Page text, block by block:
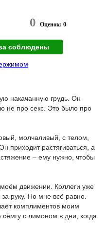
0 Оценок: 0
соблюдены
накачанную грудь. Он
не про секс. Это было про
молчаливый, с телом,
приходит растягиваться, а
– ему нужно, чтобы
движении. Коллеги уже
руку. Но мне всё равно.
комплиментов моим
с лимоном в дни, когда